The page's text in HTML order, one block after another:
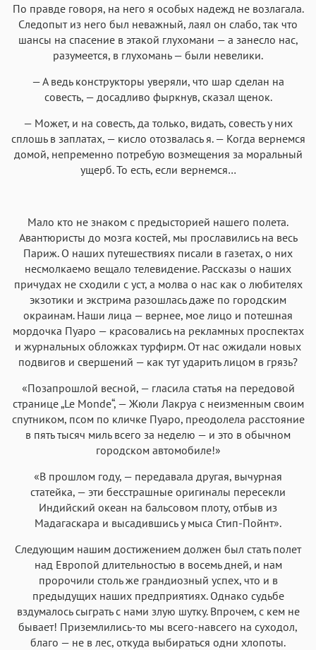
По правде говоря, на него я особых надежд не возлагала.
Следопыт из него был неважный, лаял он слабо, так что
шансы на спасение в этакой глухомани — а занесло нас,
разумеется, в глухомань — были невелики.
— А ведь конструкторы уверяли, что шар сделан на
совесть, — досадливо фыркнув, сказал щенок.
— Может, и на совесть, да только, видать, совесть у них
сплошь в заплатах, — кисло отозвалась я. — Когда вернемся
домой, непременно потребую возмещения за моральный
ущерб. То есть, если вернемся…
Мало кто не знаком с предысторией нашего полета.
Авантюристы до мозга костей, мы прославились на весь
Париж. О наших путешествиях писали в газетах, о них
несмолкаемо вещало телевидение. Рассказы о наших
причудах не сходили с уст, а молва о нас как о любителях
экзотики и экстрима разошлась даже по городским
окраинам. Наши лица — вернее, мое лицо и потешная
мордочка Пуаро — красовались на рекламных проспектах
и журнальных обложках турфирм. От нас ожидали новых
подвигов и свершений — как тут ударить лицом в грязь?
«Позапрошлой весной, — гласила статья на передовой
странице „Le Monde“, — Жюли Лакруа с неизменным своим
спутником, псом по кличке Пуаро, преодолела расстояние
в пять тысяч миль всего за неделю — и это в обычном
городском автомобиле!»
«В прошлом году, — передавала другая, вычурная
статейка, — эти бесстрашные оригиналы пересекли
Индийский океан на бальсовом плоту, отбыв из
Мадагаскара и высадившись у мыса Стип-Пойнт».
Следующим нашим достижением должен был стать полет
над Европой длительностью в восемь дней, и нам
пророчили столь же грандиозный успех, что и в
предыдущих наших предприятиях. Однако судьбе
вздумалось сыграть с нами злую шутку. Впрочем, с кем не
бывает! Приземлились-то мы всего-навсего на суходол,
благо — не в лес, откуда выбираться одни хлопоты.